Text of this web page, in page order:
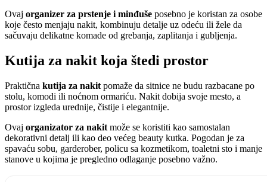
Ovaj organizer za prstenje i minđuše posebno je koristan za osobe
koje često menjaju nakit, kombinuju detalje uz odeću ili žele da
sačuvaju delikatne komade od grebanja, zaplitanja i gubljenja.
Kutija za nakit koja štedi prostor
Praktična kutija za nakit pomaže da sitnice ne budu razbacane po
stolu, komodi ili noćnom ormariću. Nakit dobija svoje mesto, a
prostor izgleda urednije, čistije i elegantnije.
Ovaj organizator za nakit može se koristiti kao samostalan
dekorativni detalj ili kao deo većeg beauty kutka. Pogodan je za
spavaću sobu, garderober, policu sa kozmetikom, toaletni sto i manje
stanove u kojima je pregledno odlaganje posebno važno.